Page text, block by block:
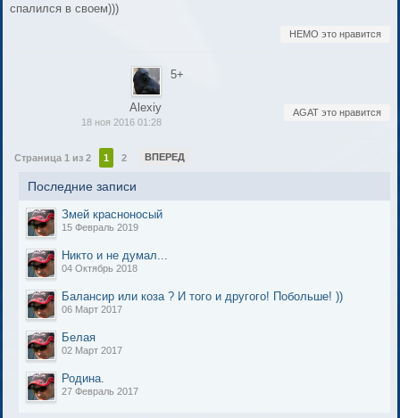
спалился в своем)))
НЕМО это нравится
Alexiy
18 ноя 2016 01:28
5+
AGAT это нравится
Страница 1 из 2 1 2 ВПЕРЕД
Последние записи
Змей красноносый
15 Февраль 2019
Никто и не думал...
04 Октябрь 2018
Балансир или коза ? И того и другого! Побольше! ))
06 Март 2017
Белая
02 Март 2017
Родина.
27 Февраль 2017